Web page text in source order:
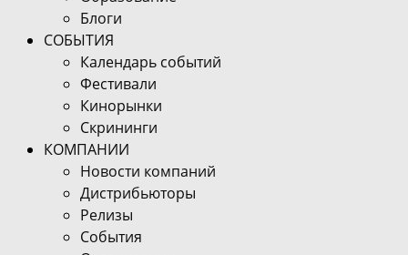
Блоги
СОБЫТИЯ
Календарь событий
Фестивали
Кинорынки
Скрининги
КОМПАНИИ
Новости компаний
Дистрибьюторы
Релизы
События